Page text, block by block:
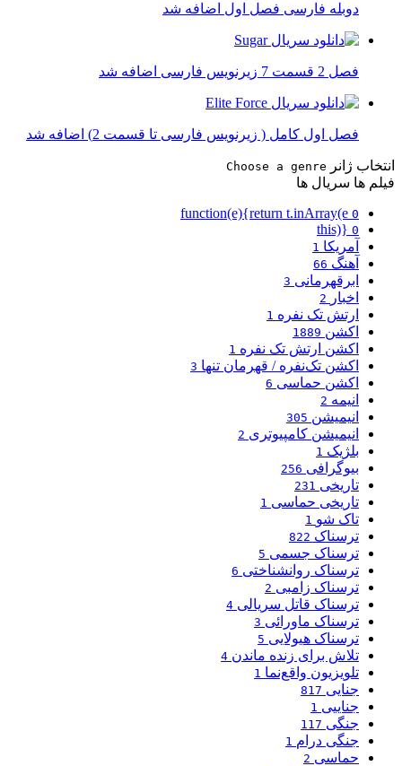
دوبله فارسی فصل اول اضافه شد
فصل 2 قسمت 7 زیرنویس فارسی اضافه شد
فصل اول کامل ( زیرنویس فارسی تا قسمت 2) اضافه شد
انتخاب ژانر Choose a genre
فیلم ها سریال ها
function(e){return t.inArray(e 0
this)} 0
آمریکا 1
آهنگ 66
ابرقهرمانی 3
اخبار 2
ارتش تک نفره 1
اکشن 1889
اکشن ارتش تک نفره 1
اکشن تک‌نفره / قهرمان تنها 3
اکشن حماسی 6
انیمه 2
انیمیشن 305
انیمیشن کامپیوتری 2
بلژیک 1
بیوگرافی 256
تاریخی 231
تاریخی حماسی 1
تاک شو 1
ترسناک 822
ترسناک جسمی 5
ترسناک روانشناختی 6
ترسناک زامبی 2
ترسناک قاتل سریالی 4
ترسناک ماورائی 3
ترسناک هیولایی 5
تلاش برای زنده ماندن 4
تلویزیون واقع‌نما 1
جنایی 817
جناییی 1
جنگی 117
جنگی درام 1
حماسی 2